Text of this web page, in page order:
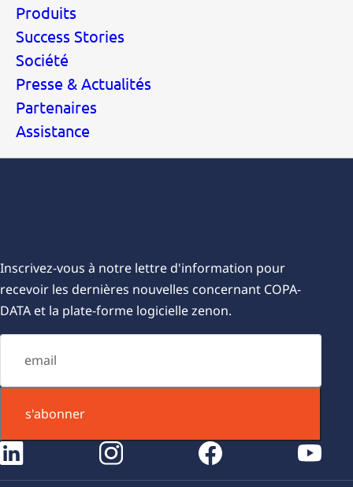
Produits
Success Stories
Société
Presse & Actualités
Partenaires
Assistance
Inscrivez-vous à notre lettre d'information pour
recevoir les dernières nouvelles concernant COPA-
DATA et la plate-forme logicielle zenon.
s'abonner
facebook youtube